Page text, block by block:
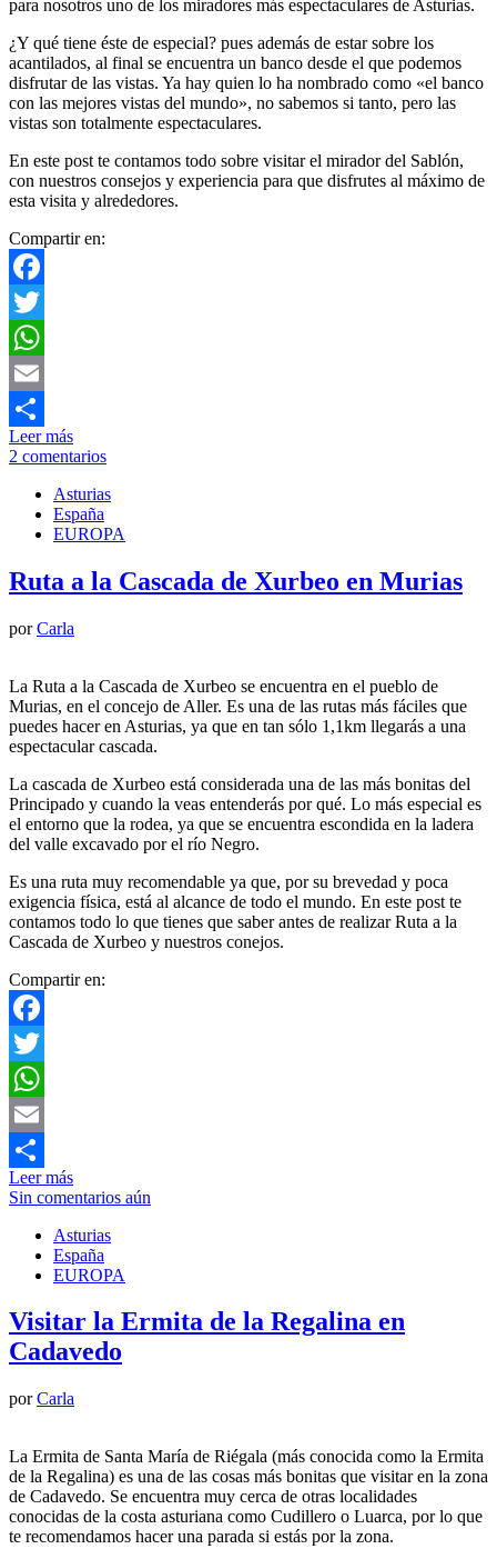
para nosotros uno de los miradores más espectaculares de Asturias.
¿Y qué tiene éste de especial? pues además de estar sobre los
acantilados, al final se encuentra un banco desde el que podemos
disfrutar de las vistas. Ya hay quien lo ha nombrado como «el banco
con las mejores vistas del mundo», no sabemos si tanto, pero las
vistas son totalmente espectaculares.
En este post te contamos todo sobre visitar el mirador del Sablón,
con nuestros consejos y experiencia para que disfrutes al máximo de
esta visita y alrededores.
Compartir en:
Facebook
Twitter
WhatsApp
Email
Compartir
Leer más
2 comentarios
Asturias
España
EUROPA
Ruta a la Cascada de Xurbeo en Murias
porCarla
La Ruta a la Cascada de Xurbeo se encuentra en el pueblo de
Murias, en el concejo de Aller. Es una de las rutas más fáciles que
puedes hacer en Asturias, ya que en tan sólo 1,1km llegarás a una
espectacular cascada.
La cascada de Xurbeo está considerada una de las más bonitas del
Principado y cuando la veas entenderás por qué. Lo más especial es
el entorno que la rodea, ya que se encuentra escondida en la ladera
del valle excavado por el río Negro.
Es una ruta muy recomendable ya que, por su brevedad y poca
exigencia física, está al alcance de todo el mundo. En este post te
contamos todo lo que tienes que saber antes de realizar Ruta a la
Cascada de Xurbeo y nuestros conejos.
Compartir en:
Facebook
Twitter
WhatsApp
Email
Compartir
Leer más
Sin comentarios aún
Asturias
España
EUROPA
Visitar la Ermita de la Regalina en
Cadavedo
porCarla
La Ermita de Santa María de Riégala (más conocida como la Ermita
de la Regalina) es una de las cosas más bonitas que visitar en la zona
de Cadavedo. Se encuentra muy cerca de otras localidades
conocidas de la costa asturiana como Cudillero o Luarca, por lo que
te recomendamos hacer una parada si estás por la zona.